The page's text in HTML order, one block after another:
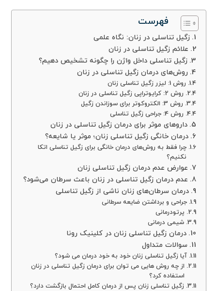
فهرست
زگیل تناسلی در زنان: نگاه علمی
علائم زگیل تناسلی در زنان
زگیل تناسلی داخل واژن را چگونه تشخیص دهیم؟
روش‌های درمان زگیل تناسلی در زنان
روش 1: لیزر زگیل تناسلی زنان
روش 2: کرایوتراپی زگیل تناسلی در زنان
روش 3: الکتروکوتر برای سوزاندن زگیل
روش 4: جراحی زگیل تناسلی
داروهای موثر برای درمان زگیل تناسلی در زنان
درمان خانگی زگیل تناسلی زنان؛ موثر یا شایعه؟
چرا فقط به روش‌های درمان خانگی برای زگیل تناسلی اتکا
نکنیم؟
عوارض عدم درمان زگیل تناسلی زنان
عدم درمان زگیل تناسلی در زنان باعث سرطان می‌شود؟
درمان سرطان‌های زنان ناشی از زگیل تناسلی
جراحی و برداشتن ضایعه سرطانی
پرتودرمانی
شیمی درمانی
درمان زگیل تناسلی زنان در کلینیک رونا
سوالات متداول
آیا زگیل تناسلی زنان خود به خود درمان می شود؟
از چه روش هایی می توان برای درمان زگیل تناسلی در زنان
استفاده کرد؟
زگیل تناسلی زنان پس از درمان کامل احتمال بازگشت دارد؟